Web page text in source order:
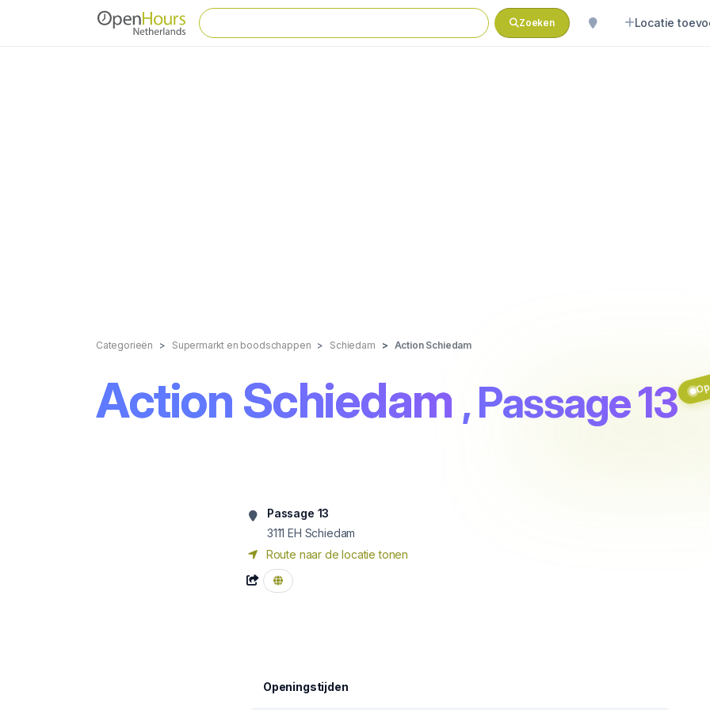
Zoeken Locatie
Categorieën Supermarkt en boodschappen Schiedam Action Schiedam
Action Schiedam , Passage 13
Passage 13
3111 EH Schiedam
Route naar de locatie tonen
Openingstijden